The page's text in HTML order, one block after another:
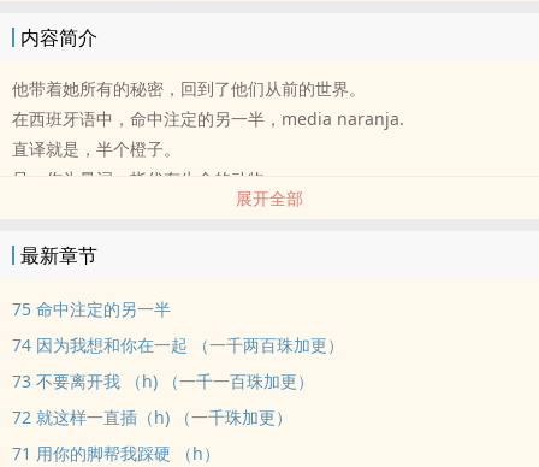
内容简介
他带着她所有的秘密，回到了他们从前的世界。
在西班牙语中，命中注定的另一半，media naranja.
直译就是，半个橙子。
只，作为量词，指代有生命的动物。
姐弟骨科，1V1SC，男主重生，结局he
章。
如果看的人多会考虑写长一些……所以喜欢的话，多给些珍珠给我～谢
文案不擅长，慢慢补。
标签： ‍高‎‎‌H‍‌ / 1V1 / 现代 / 年下 /
展开全部
最新章节
75 命中注定的另一半
74 因为我想和你在一起 （一千两百珠加更）
73 不要离开我 （h) （一千一百珠加更）
72 就这样一直插（h) （一千珠加更）
71 用你的脚帮我踩硬 （h）